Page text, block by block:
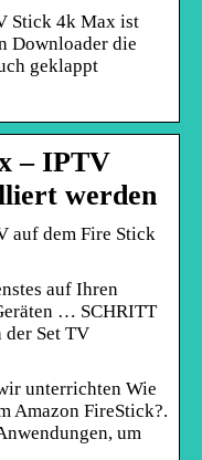
Stick 4k Max ist
Downloader die
geklappt
– IPTV
werden
auf dem Fire Stick
auf Ihren
… SCHRITT
Set TV
unterrichten Wie
Amazon FireStick?.
um